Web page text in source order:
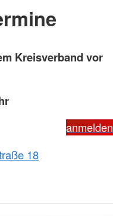
Kreisverband vor
anmelden
18